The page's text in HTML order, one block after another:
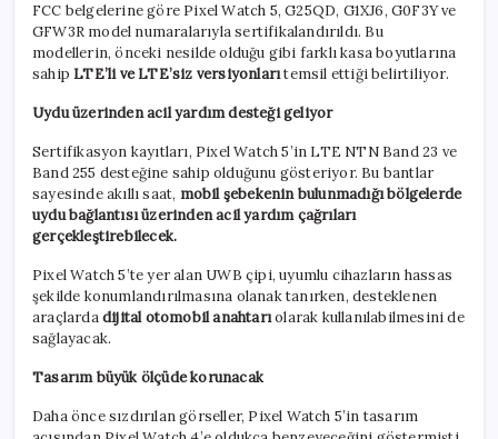
FCC belgelerine göre Pixel Watch 5, G25QD, G1XJ6, G0F3Y ve
GFW3R model numaralarıyla sertifikalandırıldı. Bu
modellerin, önceki nesilde olduğu gibi farklı kasa boyutlarına
sahipLTE’li ve LTE’siz versiyonlarıtemsil ettiği belirtiliyor.
Uydu üzerinden acil yardım desteği geliyor
Sertifikasyon kayıtları, Pixel Watch 5’in LTE NTN Band 23 ve
Band 255 desteğine sahip olduğunu gösteriyor. Bu bantlar
sayesinde akıllı saat, mobil şebekenin bulunmadığı bölgelerde
uydu bağlantısı üzerinden acil yardım çağrıları
gerçekleştirebilecek.
Pixel Watch 5’te yer alan UWB çipi, uyumlu cihazların hassas
şekilde konumlandırılmasına olanak tanırken, desteklenen
araçlardadijital otomobil anahtarıolarak kullanılabilmesini de
sağlayacak.
Tasarım büyük ölçüde korunacak
Daha önce sızdırılan görseller, Pixel Watch 5’in tasarım